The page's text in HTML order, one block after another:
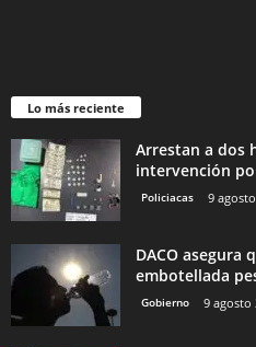
Lo más reciente
Arrestan a dos
intervención
Policiacas 9
DACO asegura
embotellada
Gobierno 9 agosto